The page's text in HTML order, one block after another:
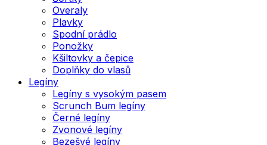
Overaly
Plavky
Spodní prádlo
Ponožky
Kšiltovky a čepice
Doplňky do vlasů
Legíny
Legíny s vysokým pasem
Scrunch Bum legíny
Černé legíny
Zvonové legíny
Bezešvé legíny